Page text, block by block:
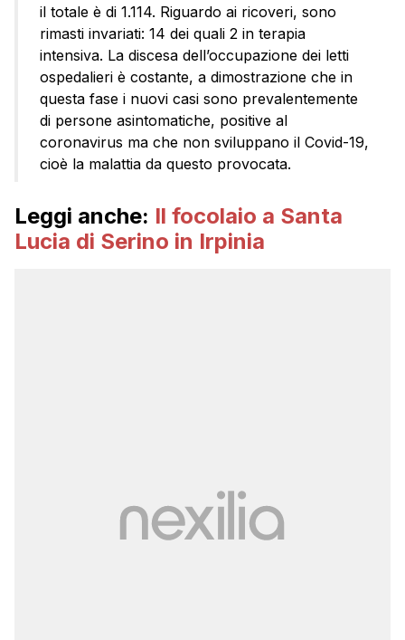
il totale è di 1.114. Riguardo ai ricoveri, sono
rimasti invariati: 14 dei quali 2 in terapia
intensiva. La discesa dell’occupazione dei letti
ospedalieri è costante, a dimostrazione che in
questa fase i nuovi casi sono prevalentemente
di persone asintomatiche, positive al
coronavirus ma che non sviluppano il Covid-19,
cioè la malattia da questo provocata.
Leggi anche: Il focolaio a Santa
Lucia di Serino in Irpinia